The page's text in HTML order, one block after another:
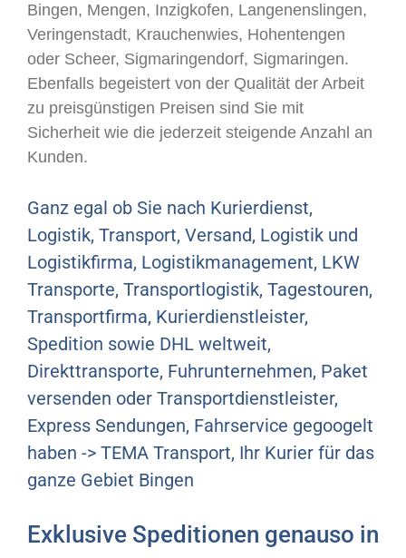
Bingen, Mengen, Inzigkofen, Langenenslingen,
Veringenstadt, Krauchenwies, Hohentengen
oder Scheer, Sigmaringendorf, Sigmaringen.
Ebenfalls begeistert von der Qualität der Arbeit
zu preisgünstigen Preisen sind Sie mit
Sicherheit wie die jederzeit steigende Anzahl an
Kunden.
Ganz egal ob Sie nach Kurierdienst,
Logistik, Transport, Versand, Logistik und
Logistikfirma, Logistikmanagement, LKW
Transporte, Transportlogistik, Tagestouren,
Transportfirma, Kurierdienstleister,
Spedition sowie DHL weltweit,
Direkttransporte, Fuhrunternehmen, Paket
versenden oder Transportdienstleister,
Express Sendungen, Fahrservice gegoogelt
haben -> TEMA Transport, Ihr Kurier für das
ganze Gebiet Bingen
Exklusive Speditionen genauso in